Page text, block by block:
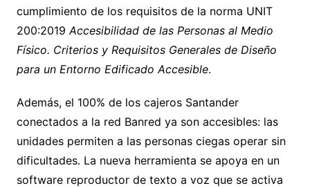
cumplimiento de los requisitos de la norma UNIT
200:2019Accesibilidad de las Personas al Medio
Físico. Criterios y Requisitos Generales de Diseño
para un Entorno Edificado Accesible.
Además, el 100% de los cajeros Santander
conectados a la red Banred ya son accesibles: las
unidades permiten a las personas ciegas operar sin
dificultades. La nueva herramienta se apoya en un
software reproductor de texto a voz que se activa